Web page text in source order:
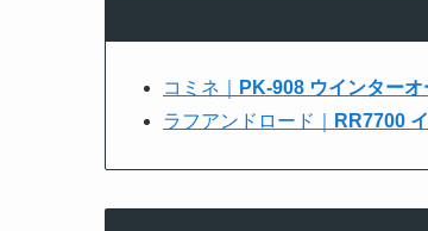
コミネ｜
PK-908 ウインター
ラフアンドロード｜
RR7700